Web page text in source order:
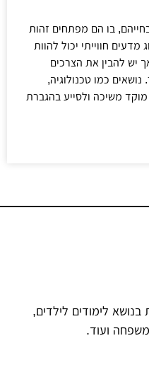
בו הם מפתחים זהות
חווייתי יכול להוות
יש להבין את הצרכים
כמו טכנולוגיה,
מוקד משיכה ולסייע בהגברת
לימודים לילדים,
ועוד.